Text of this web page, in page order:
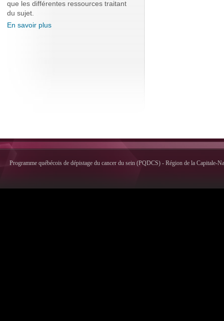
que les différentes ressources traitant
du sujet.
En savoir plus
Programme québécois de dépistage du cancer du sein (PQDCS) - Région de la Capitale-